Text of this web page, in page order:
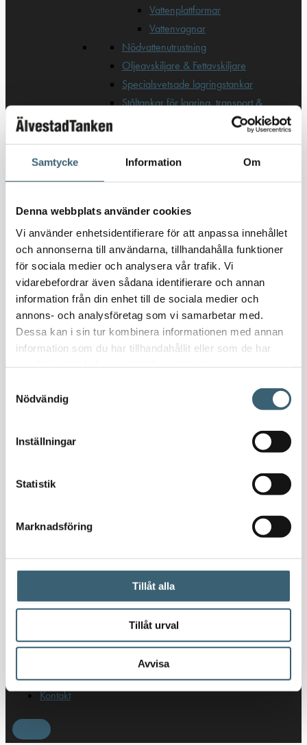
Samtycke Information Om
Denna webbplats använder cookies
Vi använder enhetsidentifierare för att anpassa innehållet
och annonserna till användarna, tillhandahålla funktioner
för sociala medier och analysera vår trafik. Vi
vidarebefordrar även sådana identifierare och annan
information från din enhet till de sociala medier och
annons- och analysföretag som vi samarbetar med.
Dessa kan i sin tur kombinera informationen med annan
information som du har tillhandahållit eller som de har
Nödvändig
Inställningar
Statistik
Marknadsföring
Tillåt alla
Tillåt urval
Avvisa
Vattenplattformar
Vattenvagnar
Nödvattenutrustning
Oljeavskiljare & Fettavskiljare
Specialsvetsade lagringstankar
Ståltankar för lagring, transport &
AdBlue
AdBluepumpar & tillbehör
Diesel
Transporttankar Diesel
Dieselpumpar & tillbehör
Dieseltankar 1200-9000 liter
Dieseltank reservdelar & tillbehör
Dieseltankar ADR 500-3000 liter
Oljetankar 200-9000 liter
Kem
Uppsamlingskärl för fat & IBC
Förvaringslådor & sandlådor
Uthyrning
Om oss
Kundspecifik tillverkning
Kontakt